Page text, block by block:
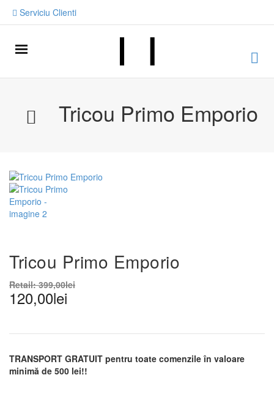
Serviciu Clienti
Tricou Primo Emporio
Tricou Primo Emporio
Retail:399,00lei
120,00lei
TRANSPORT GRATUIT pentru toate comenzile în valoare
minimă de 500 lei!!